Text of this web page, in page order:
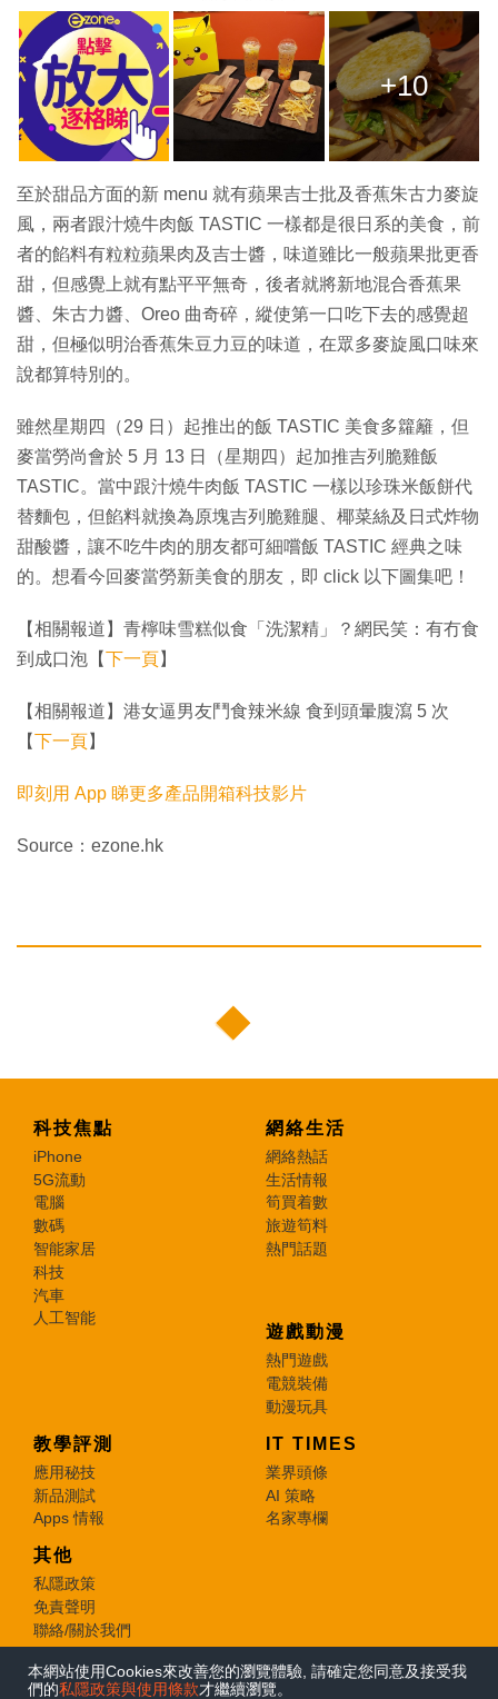
+10
至於甜品方面的新 menu 就有蘋果吉士批及香蕉朱古力麥旋
風，兩者跟汁燒牛肉飯 TASTIC 一樣都是很日系的美食，前
者的餡料有粒粒蘋果肉及吉士醬，味道雖比一般蘋果批更香
甜，但感覺上就有點平平無奇，後者就將新地混合香蕉果
醬、朱古力醬、Oreo 曲奇碎，縱使第一口吃下去的感覺超
甜，但極似明治香蕉朱豆力豆的味道，在眾多麥旋風口味來
說都算特別的。
雖然星期四（29 日）起推出的飯 TASTIC 美食多籮籬，但
麥當勞尚會於 5 月 13 日（星期四）起加推吉列脆雞飯
TASTIC。當中跟汁燒牛肉飯 TASTIC 一樣以珍珠米飯餅代
替麵包，但餡料就換為原塊吉列脆雞腿、椰菜絲及日式炸物
甜酸醬，讓不吃牛肉的朋友都可細嚐飯 TASTIC 經典之味
的。想看今回麥當勞新美食的朋友，即 click 以下圖集吧！
【相關報道】青檸味雪糕似食「洗潔精」？網民笑：有冇食
到成口泡【下一頁】
【相關報道】港女逼男友鬥食辣米線 食到頭暈腹瀉 5 次
【下一頁】
即刻用 App 睇更多產品開箱科技影片
Source：ezone.hk
科技焦點
iPhone
5G流動
電腦
數碼
智能家居
科技
汽車
人工智能
網絡生活
網絡熱話
生活情報
筍買着數
旅遊筍料
熱門話題
遊戲動漫
熱門遊戲
電競裝備
動漫玩具
教學評測
應用秘技
新品測試
Apps 情報
IT TIMES
業界頭條
AI 策略
名家專欄
其他
私隱政策
免責聲明
聯絡/關於我們
© 2026 e-zone. All Rights Reserved.
本網站使用Cookies來改善您的瀏覽體驗, 請確定您同意及接受我
們的私隱政策與使用條款才繼續瀏覽。